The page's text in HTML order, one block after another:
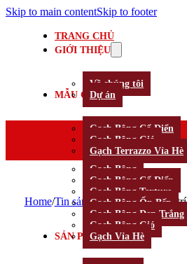
Skip to main contentSkip to footer
TRANG CHỦ
GIỚI THIỆU
Về chúng tôi
Dự án
MẪU GẠCH
Gạch Bông Cổ Điển
Gạch Bông Gió
Gạch Terrazzo Vỉa Hè
Gạch Bông
Gạch Bông Cổ Điển
Gạch Bông Texture
Gạch Bông Ốp Bếp
Gạch Bông Đen Trắng
Gạch Bông Gió
Gạch Vỉa Hè
SẢN PHẨM
Home/Tin sản phẩm /20+ Cách bố